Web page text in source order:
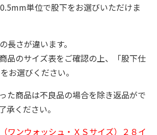
単位で股下をお選びいただけま
長さが違います。
品のサイズ表をご確認の上、「股下仕
お選びください。
た商品は不良品の場合を除き返品がで
承ください。
ワンウォッシュ・ＸＳサイズ）２８イ